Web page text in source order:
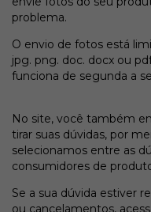
problema.
O envio de fotos está
jpg. png. doc. docx ou
funciona de segunda
No site, você também
tirar suas dúvidas, por
selecionamos entre as
consumidores de
Se a sua dúvida estiver
ou cancelamentos,